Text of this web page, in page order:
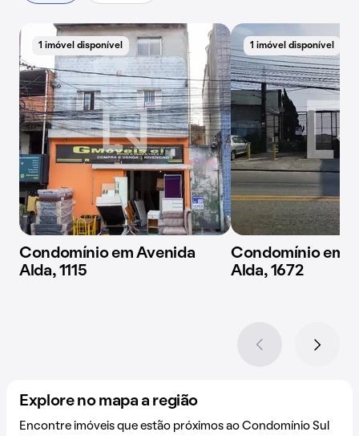
1 imóvel disponível
Condomínio em Avenida
Alda, 1115
1 imóvel disponível
Condomínio em
Alda, 1672
Explore no mapa a região
Encontre imóveis que estão próximos ao Condomínio Sul